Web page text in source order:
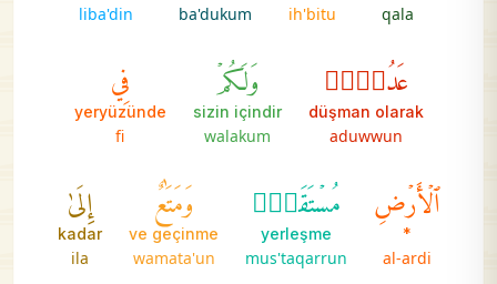
qala
ih'bitu
ba'dukum
liba'din
عَدُوّٞۖ
düşman olarak
aduwwun
وَلَكُمۡ
sizin içindir
walakum
فِي
yeryüzünde
fi
ٱلۡأَرۡضِ
*
al-ardi
مُسۡتَقَرّٞ
yerleşme
mus'taqarrun
وَمَتَٰعٌ
ve geçinme
wamata'un
إِلَىٰ
kadar
ila